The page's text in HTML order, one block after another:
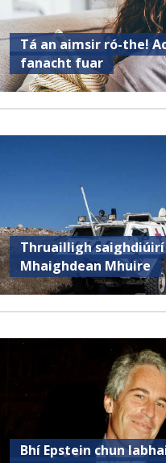
Tá an aimsir ró-the!
fanacht fuar
Thruailligh
Mhaighdean Mhuire
Bhí Epstein chun